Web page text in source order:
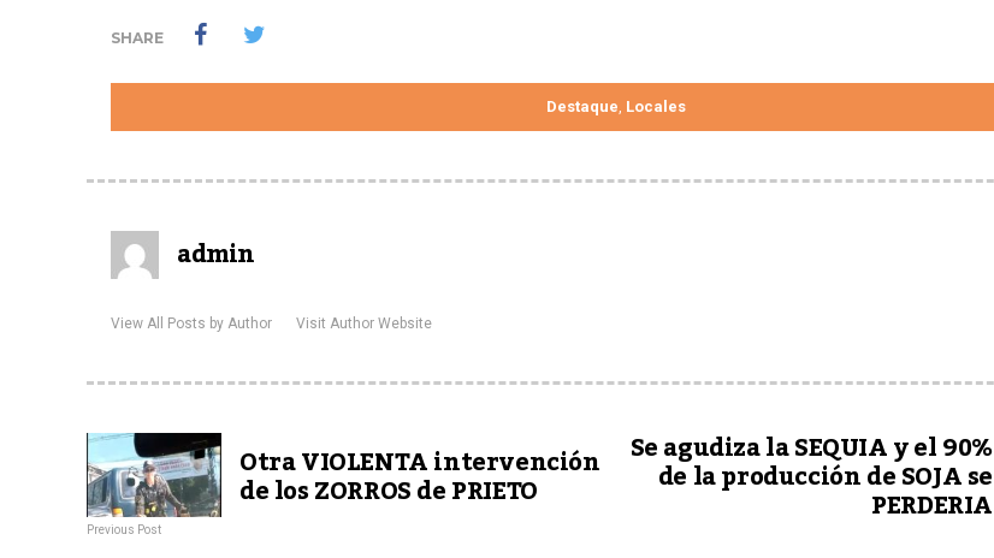
SHARE
Destaque, Locales
admin
View All Posts by Author Visit Author Website
Otra VIOLENTA intervención
de los ZORROS de PRIETO
Previous Post
Se agudiza la SEQUIA y el 90%
de la producción de SOJA se
PERDERIA